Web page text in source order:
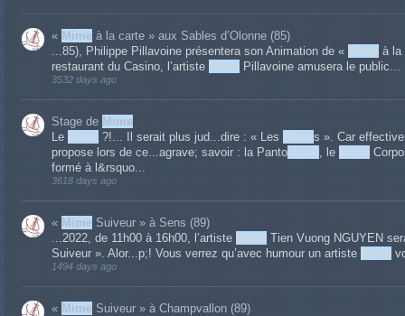
« Mime à la carte » aux Sables d’Olonne (85)
...85), Philippe Pillavoine présentera son Animation de « Mime à la
restaurant du Casino, l’artiste Mime Pillavoine amusera le public...
3532 days ago
Stage de Mime
Le Mime ?!... Il serait plus jud...dire : « Les Mimes ». Car
propose lors de ce...agrave; savoir : la Pantomime, le Mime
formé à l&rsquo...
3618 days ago
« Mime Suiveur » à Sens (89)
...2022, de 11h00 à 16h00, l’artiste Mime Tien Vuong NGUYEN
Suiveur ». Alor...p;! Vous verrez qu’avec humour un artiste Mime
1494 days ago
« Mime Suiveur » à Champvallon (89)